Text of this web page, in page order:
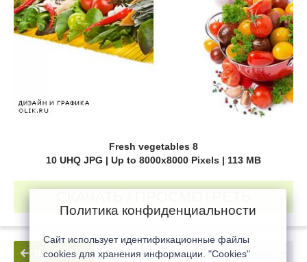
Fresh vegetables 8
10 UHQ JPG | Up to 8000x8000 Pixels | 113 MB
В будущее
В прошлое
Политика конфиденциальности
Сайт использует идентификационные файлы
cookies для хранения информации. "Cookies"